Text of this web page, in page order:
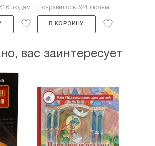
людям Понравилось 324 людям
В КОРЗИНУ
вас заинтересует